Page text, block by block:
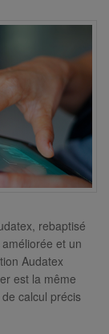
rebaptisé
et un
Audatex
est la même
calcul précis